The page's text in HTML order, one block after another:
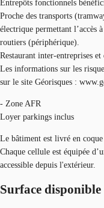
Entrepôts fonctionnels
Proche des transports
électrique permettant l’accès
routiers (périphérique).
Restaurant inter-entreprises et
Les informations sur les
sur le site Géorisques :
- Zone AFR
Loyer parkings inclus
Le bâtiment est livré en
Chaque cellule est équipée
accessible depuis l'extérieur.
Surface disponible